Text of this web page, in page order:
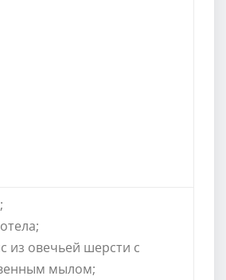
из овечьей шерсти с
мылом;